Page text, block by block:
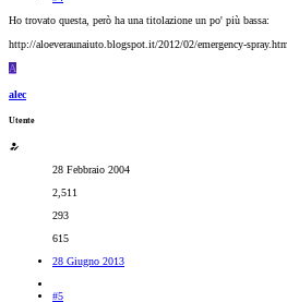
Ho trovato questa, però ha una titolazione un po' più bassa:
http://aloeveraunaiuto.blogspot.it/2012/02/emergency-
A
alec
Utente
28 Febbraio 2004
2,511
293
615
28 Giugno 2013
#5